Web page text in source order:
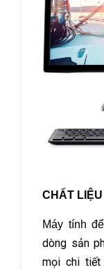
CHẤT
Máy tính
dòng sản
mọi chi tiết